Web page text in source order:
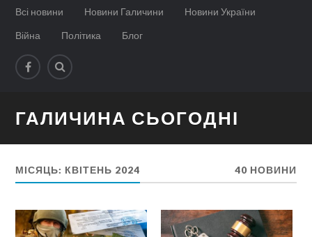
Всі новини Новини Галичини
Новини України
Війна
Політика Блог
ГАЛИЧИНА СЬОГОДНІ
МІСЯЦЬ: КВІТЕНЬ 2024 40 НОВИНИ